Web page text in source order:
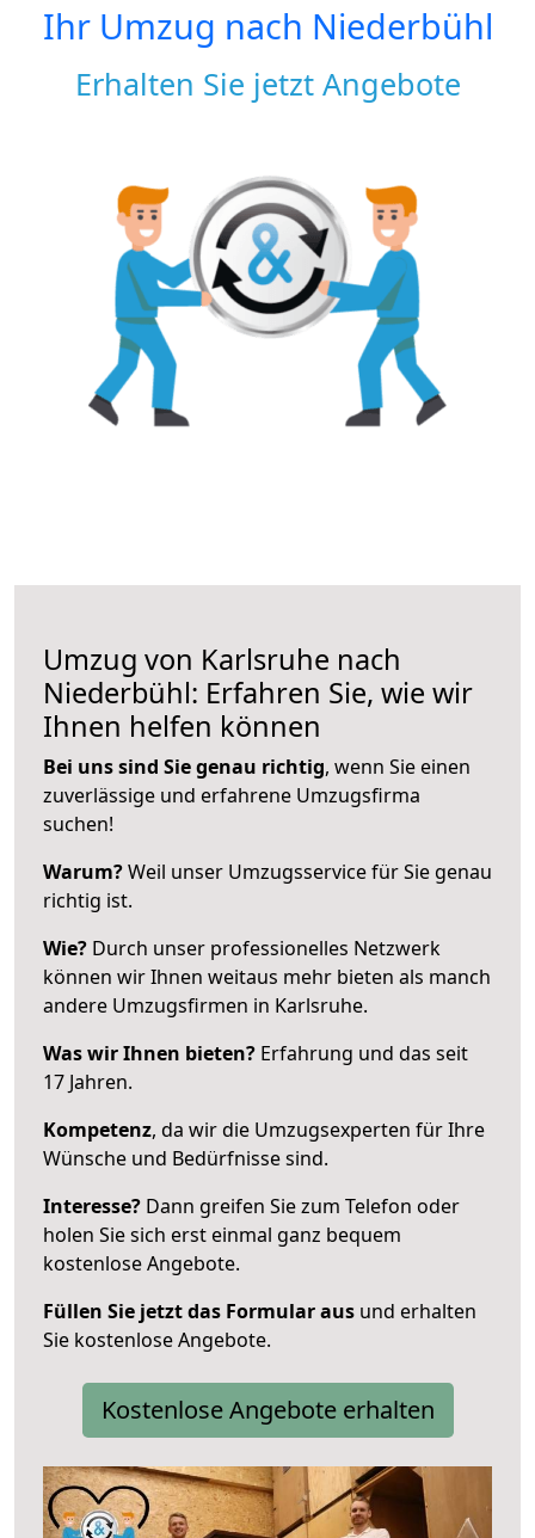
Ihr Umzug nach Niederbühl
Erhalten Sie jetzt Angebote
Umzug von Karlsruhe nach
Niederbühl: Erfahren Sie, wie wir
Ihnen helfen können
Bei uns sind Sie genau richtig, wenn Sie einen
zuverlässige und erfahrene Umzugsfirma
suchen!
Warum?Weil unser Umzugsservice für Sie genau
richtig ist.
Wie? Durch unser professionelles Netzwerk
können wir Ihnen weitaus mehr bieten als manch
andere Umzugsfirmen in Karlsruhe.
Was wir Ihnen bieten? Erfahrung und das seit
17 Jahren.
Kompetenz, da wir die Umzugsexperten für Ihre
Wünsche und Bedürfnisse sind.
Interesse? Dann greifen Sie zum Telefon oder
holen Sie sich erst einmal ganz bequem
kostenlose Angebote.
Füllen Sie jetzt das Formular aus und erhalten
Sie kostenlose Angebote.
Kostenlose Angebote erhalten